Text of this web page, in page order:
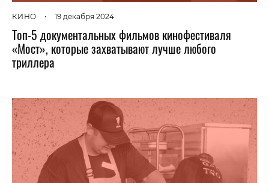
КИНО • 19 декабря 2024
Топ-5 документальных фильмов кинофестиваля
«Мост», которые захватывают лучше любого
триллера